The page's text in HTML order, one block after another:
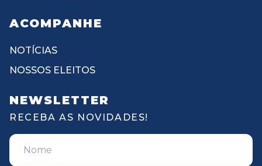
ACOMPANHE
NOTÍCIAS
NOSSOS ELEITOS
NEWSLETTER
RECEBA AS NOVIDADES!